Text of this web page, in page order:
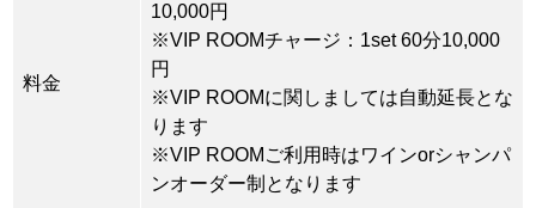
料金
10,000円
※VIP ROOMチャージ：1set 60分10,000
円
※VIP ROOMに関しましては自動延長とな
ります
※VIP ROOMご利用時はワインorシャンパ
ンオーダー制となります